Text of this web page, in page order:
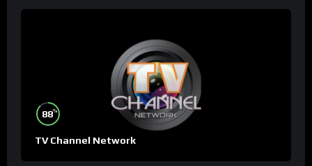
88%
TV Channel Network